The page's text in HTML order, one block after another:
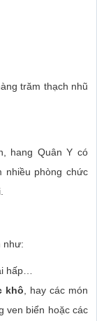
trăm thạch nhũ
hang Quân Y có
nhiều phòng chức
như:
hấp…
khô , hay các món
ven biển hoặc các